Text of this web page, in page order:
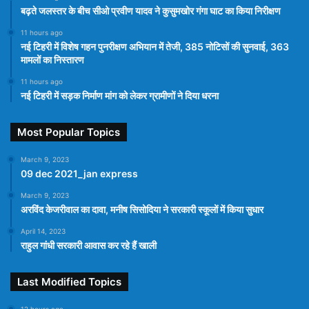
बढ़ते जलस्तर के बीच सीओ प्रवीण यादव ने कुसुमखोर गंगा घाट का किया निरीक्षण
11 hours ago
नई टिहरी में विशेष गहन पुनरीक्षण अभियान में तेजी, 385 नोटिसों की सुनवाई, 363
मामलों का निस्तारण
11 hours ago
नई टिहरी में सड़क निर्माण मांग को लेकर ग्रामीणों ने दिया धरना
Most Popular Topics
March 9, 2023
09 dec 2021_jan express
March 9, 2023
अरविंद केजरीवाल का दावा, मनीष सिसोदिया ने सरकारी स्कूलों में किया सुधार
April 14, 2023
राहुल गांधी सरकारी आवास कर रहे हैं खाली
Last Modified Topics